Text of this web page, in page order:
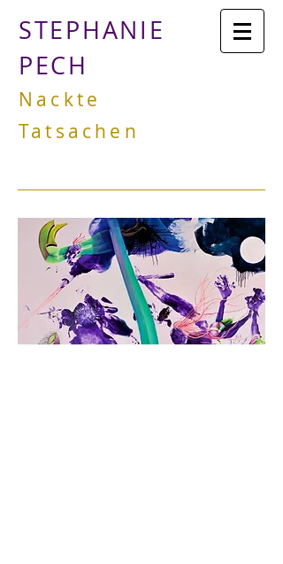
STEPHANIE
PECH
Nackte
Tatsachen